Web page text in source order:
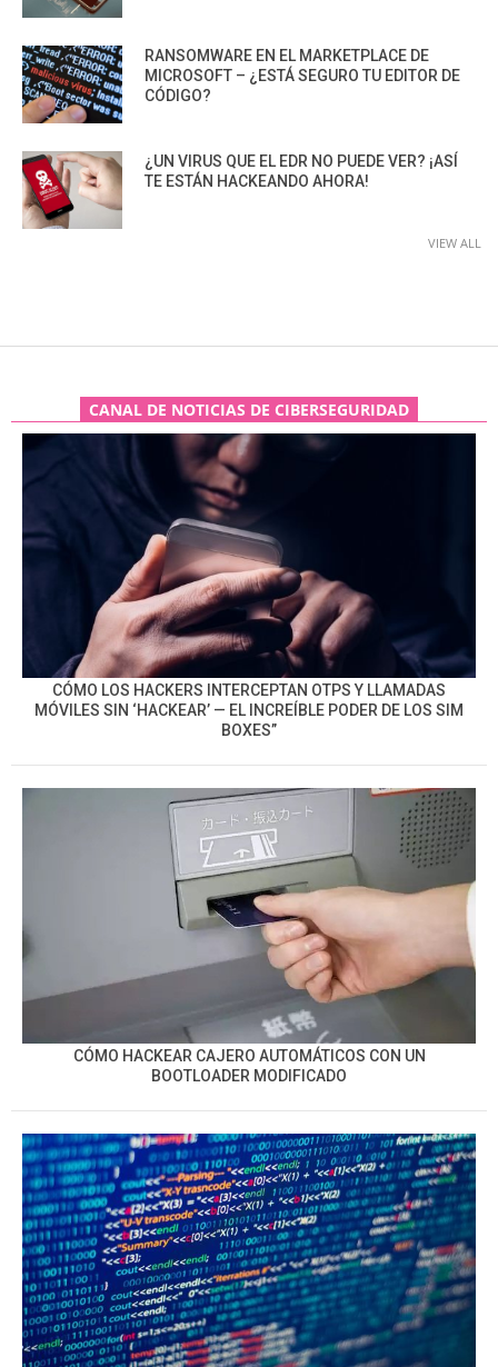
RANSOMWARE EN EL MARKETPLACE DE
MICROSOFT – ¿ESTÁ SEGURO TU EDITOR DE
CÓDIGO?
¿UN VIRUS QUE EL EDR NO PUEDE VER? ¡ASÍ
TE ESTÁN HACKEANDO AHORA!
VIEW ALL
CANAL DE NOTICIAS DE CIBERSEGURIDAD
CÓMO LOS HACKERS INTERCEPTAN OTPS Y LLAMADAS
MÓVILES SIN ‘HACKEAR’ — EL INCREÍBLE PODER DE LOS SIM
BOXES”
CÓMO HACKEAR CAJERO AUTOMÁTICOS CON UN
BOOTLOADER MODIFICADO